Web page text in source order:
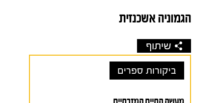
הגמוניה אשכנזית
שיתוף
ביקורות ספרים